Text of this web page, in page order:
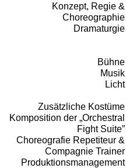
Konzept, Regie &
Choreographie
Dramaturgie
Bühne
Musik
Licht
Zusätzliche Kostüme
Komposition der „Orchestral
Fight Suite”
Choreografie Repetiteur &
Compagnie Trainer
Produktionsmanagement